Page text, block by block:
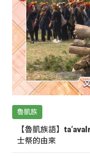
魯凱族
【魯凱族語】
士祭的由來